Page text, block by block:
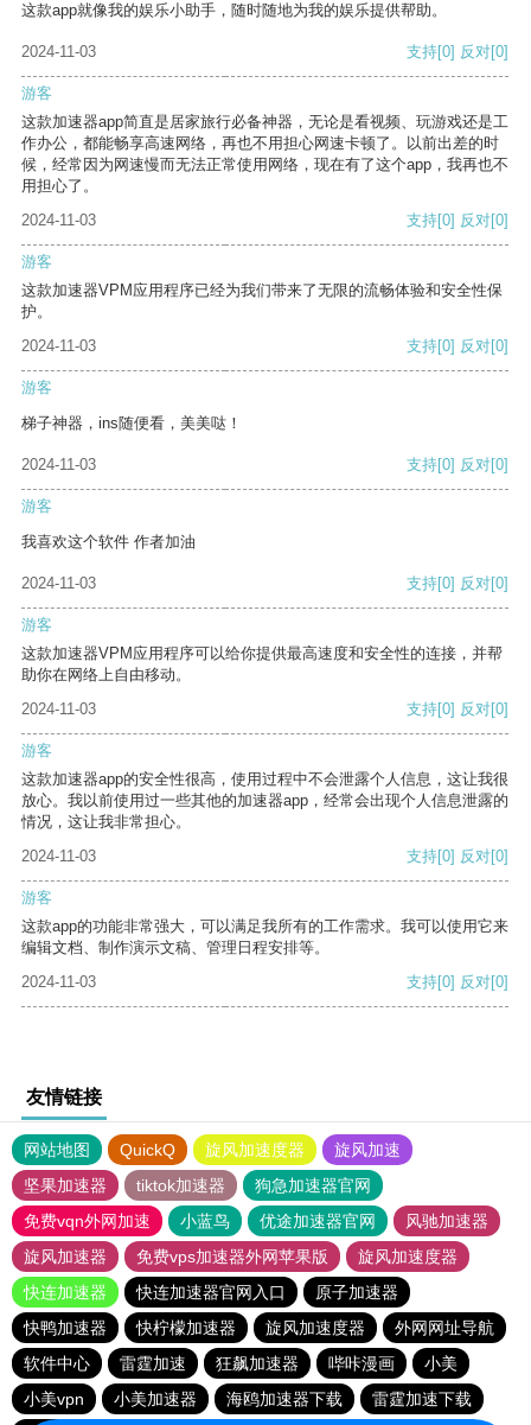
这款app就像我的娱乐小助手，随时随地为我的娱乐提供帮助。
2024-11-03 支持[0] 反对[0]
游客
这款加速器app简直是居家旅行必备神器，无论是看视频、玩游戏还是工
作办公，都能畅享高速网络，再也不用担心网速卡顿了。以前出差的时
候，经常因为网速慢而无法正常使用网络，现在有了这个app，我再也不
用担心了。
2024-11-03
支持[0] 反对[0]
游客
这款加速器VPM应用程序已经为我们带来了无限的流畅体验和安全性保
护。
2024-11-03
支持[0] 反对[0]
游客
梯子神器，ins随便看，美美哒！
2024-11-03 支持[0] 反对[0]
游客
我喜欢这个软件 作者加油
2024-11-03 支持[0] 反对[0]
游客
这款加速器VPM应用程序可以给你提供最高速度和安全性的连接，并帮
助你在网络上自由移动。
2024-11-03
支持[0] 反对[0]
游客
这款加速器app的安全性很高，使用过程中不会泄露个人信息，这让我很
放心。我以前使用过一些其他的加速器app，经常会出现个人信息泄露的
情况，这让我非常担心。
2024-11-03
支持[0] 反对[0]
游客
这款app的功能非常强大，可以满足我所有的工作需求。我可以使用它来
编辑文档、制作演示文稿、管理日程安排等。
2024-11-03
支持[0] 反对[0]
友情链接
网站地图 QuickQ 旋风加速度器
旋风加速
坚果加速器
tiktok加速器
狗急加速器官网
免费vqn外网加速
小蓝鸟 优途加速器官网
风驰加速器
旋风加速器
免费vps加速器外网苹果版
旋风加速度器
快连加速器
快连加速器官网入口
原子加速器
快鸭加速器
快柠檬加速器 旋风加速度器
外网网址导航
软件中心
雷霆加速 狂飙加速器 哔咔漫画
小美
小美vpn
小美加速器 海鸥加速器下载 雷霆加速下载